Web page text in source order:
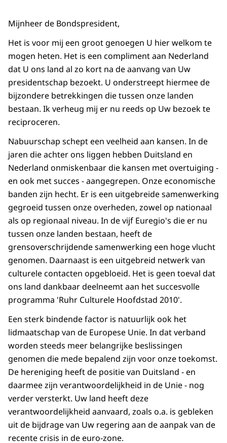
Mijnheer de Bondspresident,
Het is voor mij een groot genoegen U hier welkom te
mogen heten. Het is een compliment aan Nederland
dat U ons land al zo kort na de aanvang van Uw
presidentschap bezoekt. U onderstreept hiermee de
bijzondere betrekkingen die tussen onze landen
bestaan. Ik verheug mij er nu reeds op Uw bezoek te
reciproceren.
Nabuurschap schept een veelheid aan kansen. In de
jaren die achter ons liggen hebben Duitsland en
Nederland onmiskenbaar die kansen met overtuiging -
en ook met succes - aangegrepen. Onze economische
banden zijn hecht. Er is een uitgebreide samenwerking
gegroeid tussen onze overheden, zowel op nationaal
als op regionaal niveau. In de vijf Euregio's die er nu
tussen onze landen bestaan, heeft de
grensoverschrijdende samenwerking een hoge vlucht
genomen. Daarnaast is een uitgebreid netwerk van
culturele contacten opgebloeid. Het is geen toeval dat
ons land dankbaar deelneemt aan het succesvolle
programma 'Ruhr Culturele Hoofdstad 2010'.
Een sterk bindende factor is natuurlijk ook het
lidmaatschap van de Europese Unie. In dat verband
worden steeds meer belangrijke beslissingen
genomen die mede bepalend zijn voor onze toekomst.
De hereniging heeft de positie van Duitsland - en
daarmee zijn verantwoordelijkheid in de Unie - nog
verder versterkt. Uw land heeft deze
verantwoordelijkheid aanvaard, zoals o.a. is gebleken
uit de bijdrage van Uw regering aan de aanpak van de
recente crisis in de euro-zone.